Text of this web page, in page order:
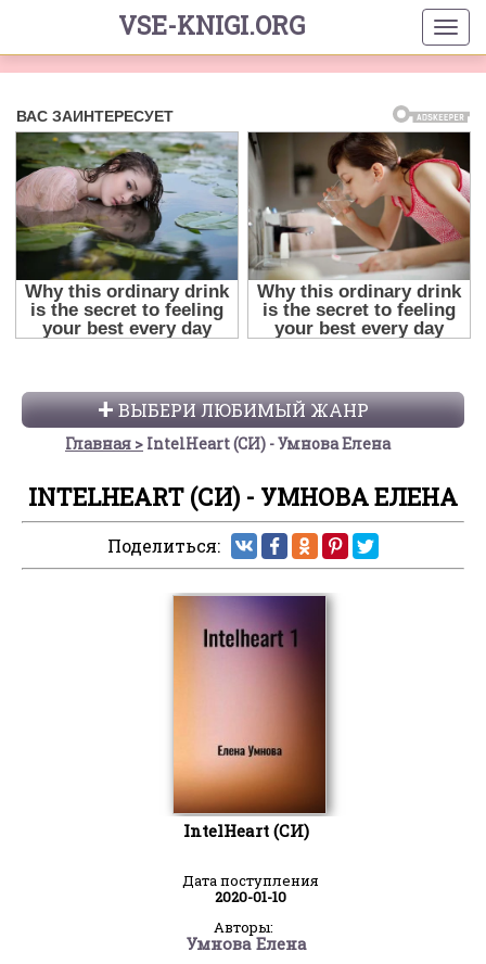
VSE-KNIGI.ORG
ВЫБЕРИ ЛЮБИМЫЙ ЖАНР
Главная IntelHeart (СИ) - Умнова Елена
INTELHEART (СИ) - УМНОВА ЕЛЕНА
Поделиться:
IntelHeart (СИ)
Дата поступления
2020-01-10
Авторы:
Умнова Елена